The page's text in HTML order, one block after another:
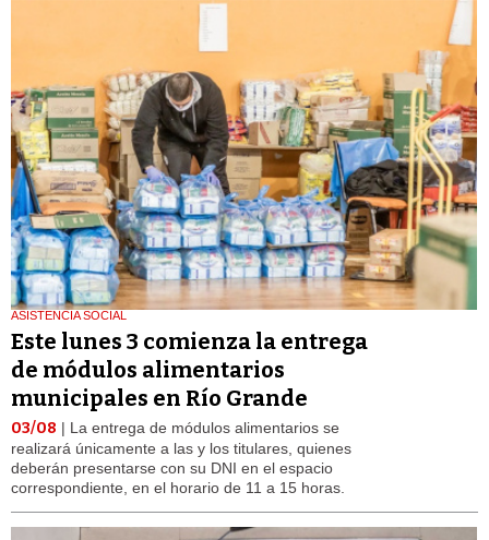
ASISTENCIA SOCIAL
Este lunes 3 comienza la entrega
de módulos alimentarios
municipales en Río Grande
03/08 | La entrega de módulos alimentarios se
realizará únicamente a las y los titulares, quienes
deberán presentarse con su DNI en el espacio
correspondiente, en el horario de 11 a 15 horas.